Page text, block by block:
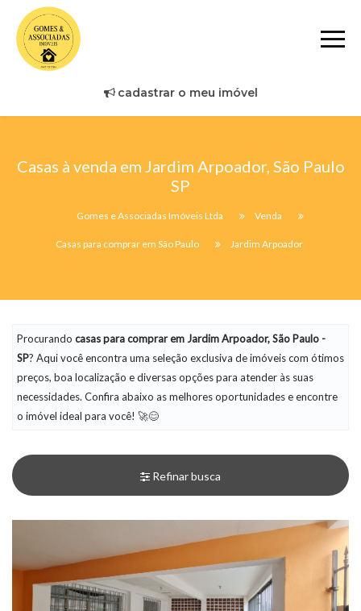
cadastrar o meu imóvel
Casas à venda em Jardim Arpoador, São Paulo
SP
Gomes e Associadas Imóveis Ltda Venda
Casas para comprar em São Paulo Jardim Arpoador
Procurando casaspara comprar em Jardim Arpoador, São Paulo -
SP? Aqui você encontra uma seleção exclusiva de imóveis com ótimos
preços, boa localização e diversas opções para atender às suas
necessidades. Confira abaixo as melhores oportunidades e encontre
o imóvel ideal para você! 🚀😊
Refinar busca